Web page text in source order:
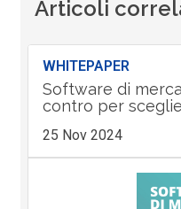
Articoli
WHITEPAPER
Software di
contro per
25 Nov 2024